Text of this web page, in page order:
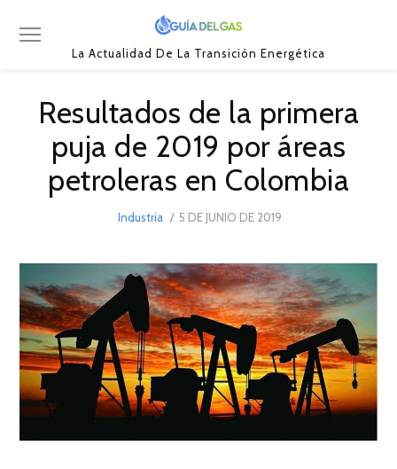
La Actualidad De La Transición Energética
Resultados de la primera
puja de 2019 por áreas
petroleras en Colombia
Industria
POSTED
5 DE JUNIO DE 2019
DE
2019